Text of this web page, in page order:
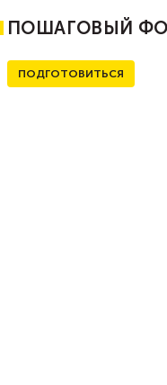
ПОШАГОВЫЙ
ПОДГОТОВИТЬСЯ